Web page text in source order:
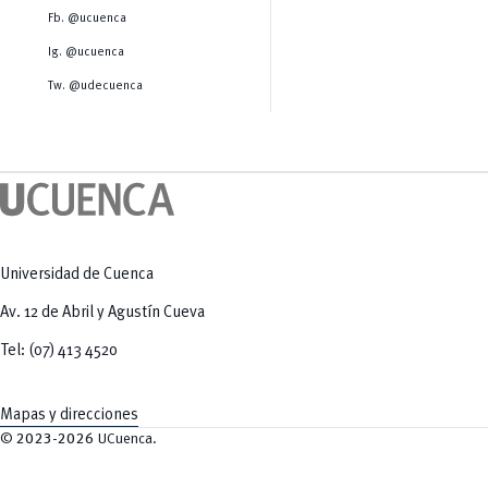
Tecnologías
Radio Universitaria
Sostenibilidad
Fb. @ucuenca
Ig. @ucuenca
Tw. @udecuenca
Universidad de Cuenca
Av. 12 de Abril y Agustín Cueva
Tel: (07) 413 4520
Mapas y direcciones
© 2023-2026 UCuenca.